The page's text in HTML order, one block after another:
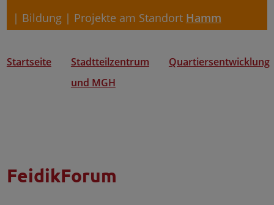
| Bildung | Projekte am Standort Hamm
Startseite
Stadtteilzentrum
und MGH
Quartiersentwicklung
FeidikForum